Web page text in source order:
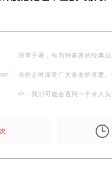
浪琴手表，作为钟表界的经典
准的走时深受广大表友的喜爱
中，我们可能会遇到一个令人
次